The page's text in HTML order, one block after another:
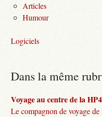
Articles
Humour
Logiciels
Dans la même
Voyage au centre de la
Le compagnon de voyage